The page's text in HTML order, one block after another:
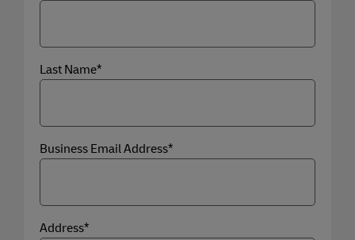
Last Name*
Business Email Address*
Address*